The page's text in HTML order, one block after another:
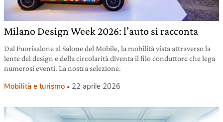
Milano Design Week 2026: l’auto si racconta
Dal Fuorisalone al Salone del Mobile, la mobilità vista attraverso la
lente del design e della circolarità diventa il filo conduttore che lega
numerosi eventi. La nostra selezione.
Mobilità e turismo 22 aprile 2026